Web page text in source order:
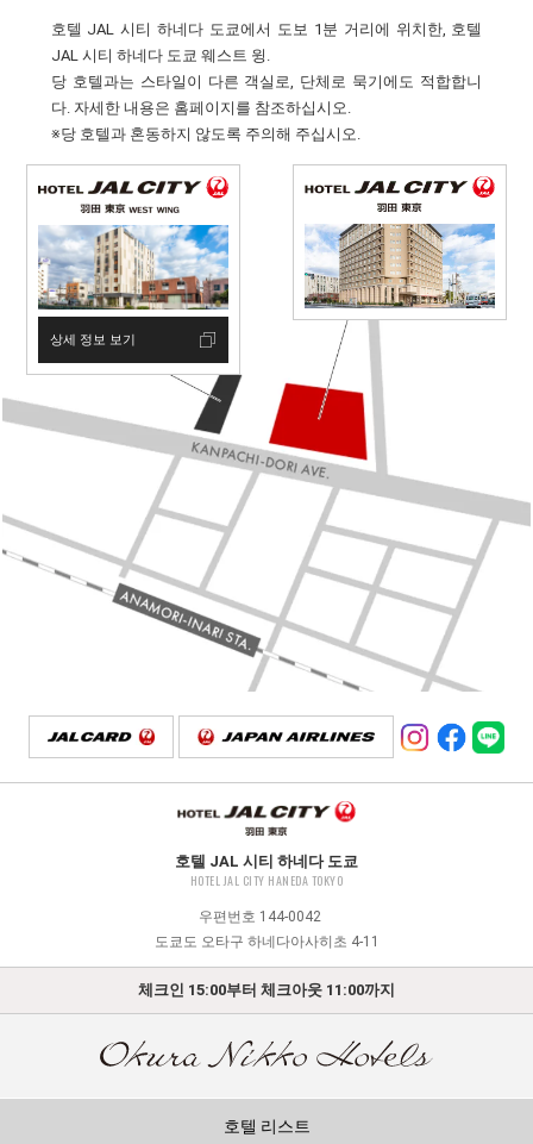
호텔 JAL 시티 하네다 도쿄에서 도보 1분 거리에 위치한, 호텔
JAL 시티 하네다 도쿄 웨스트 윙.
당 호텔과는 스타일이 다른 객실로, 단체로 묵기에도 적합합니
다. 자세한 내용은 홈페이지를 참조하십시오.
※당 호텔과 혼동하지 않도록 주의해 주십시오.
상세 정보 보기
호텔 JAL 시티 하네다 도쿄
HOTEL JAL CITY HANEDA TOKYO
우편번호 144-0042
도쿄도 오타구 하네다아사히초 4-11
체크인 15:00부터 체크아웃 11:00까지
호텔 리스트